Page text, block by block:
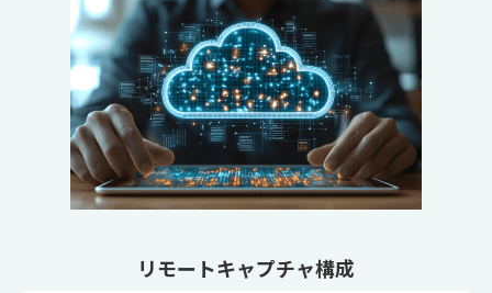
リモートキャプチャ構成